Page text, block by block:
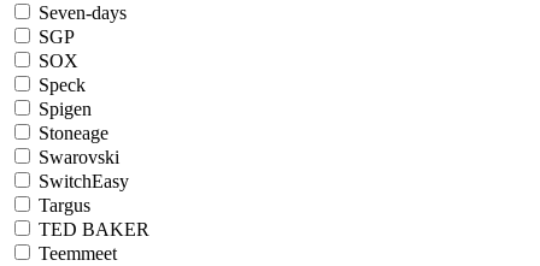
Seven-days
SGP
SOX
Speck
Spigen
Stoneage
Swarovski
SwitchEasy
Targus
TED BAKER
Teemmeet